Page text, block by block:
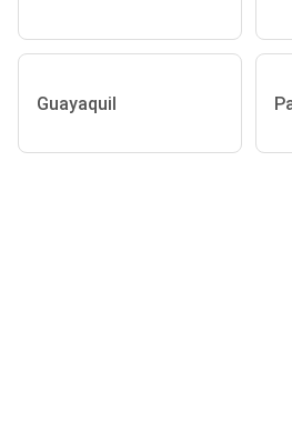
Guayaquil